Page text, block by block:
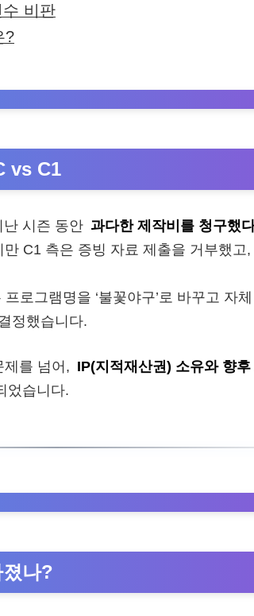
비판
?
vs C1
난 시즌 동안 과다한 제작비를 청구했
C1 측은 증빙 자료 제출을 거부했고
로그램명을 ‘불꽃야구’로 바꾸고 자체
정했습니다.
제를 넘어, IP(지적재산권) 소유와 향
었습니다.
졌나?